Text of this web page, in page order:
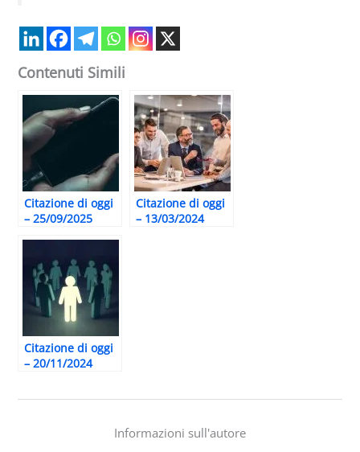
Contenuti Simili
Citazione di oggi
– 25/09/2025
Citazione di oggi
– 13/03/2024
Citazione di oggi
– 20/11/2024
Informazioni sull'autore